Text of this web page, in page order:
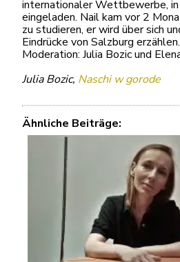
internationaler Wettbewerbe, in
eingeladen. Nail kam vor 2
zu studieren, er wird über sich
Eindrücke von Salzburg erzählen.
Moderation: Julia Bozic und
Julia Bozic, Naschi w gorode
Ähnliche Beiträge: